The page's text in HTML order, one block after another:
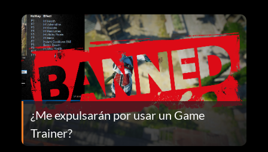
¿Me expulsarán por usar un Game
Trainer?